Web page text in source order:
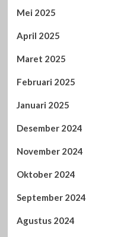
Mei 2025
April 2025
Maret 2025
Februari 2025
Januari 2025
Desember 2024
November 2024
Oktober 2024
September 2024
Agustus 2024